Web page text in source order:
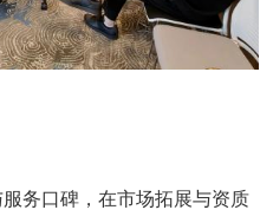
务口碑，在市场拓展与资质